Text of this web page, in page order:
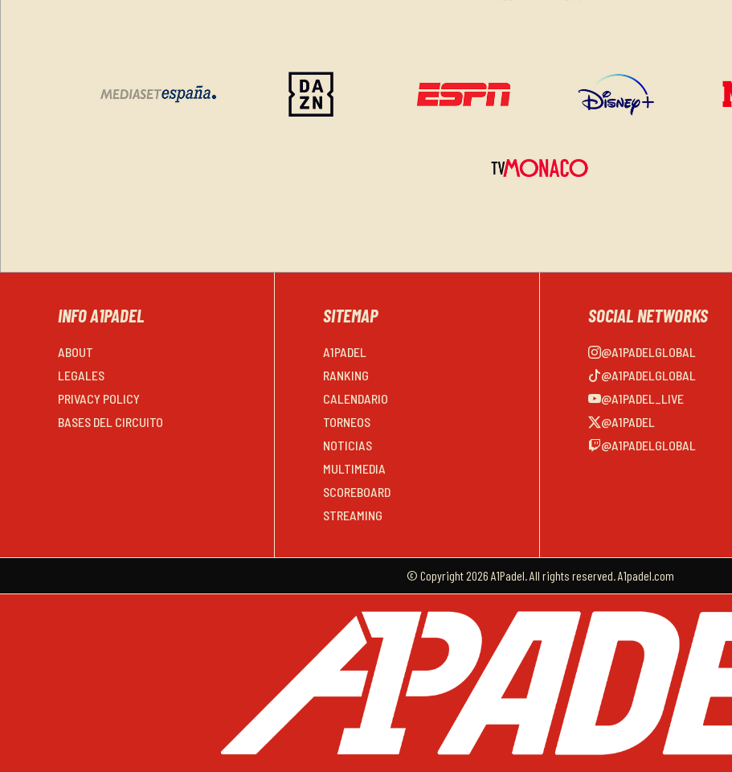
INFO A1PADEL
ABOUT
LEGALES
PRIVACY POLICY
BASES DEL CIRCUITO
SITEMAP
A1PADEL
RANKING
CALENDARIO
TORNEOS
NOTICIAS
MULTIMEDIA
SCOREBOARD
STREAMING
SOCIAL NETWORKS
@A1PADELGLOBAL
@A1PADELGLOBAL
@A1PADEL_LIVE
@A1PADEL
@A1PADELGLOBAL
© Copyright 2026 A1Padel. All rights reserved. A1padel.com